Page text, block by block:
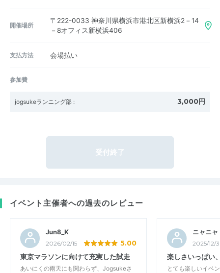
開催場所
〒222-0033 神奈川県横浜市港北区新横浜2－14
－8オフィス新横浜406
支払方法 会場払い
参加費
jogsukeランニング部 : 3,000円
受付終了
イベント主催者への過去のレビュー
Jun8_K
2026/02/15 5.00
東京マラソンに向けて充実した試走
あいにくの雨天にも関わらず、Jogsukeさ
ニャニャ
2025/12/
楽しさいっぱい
とても楽しいイベ